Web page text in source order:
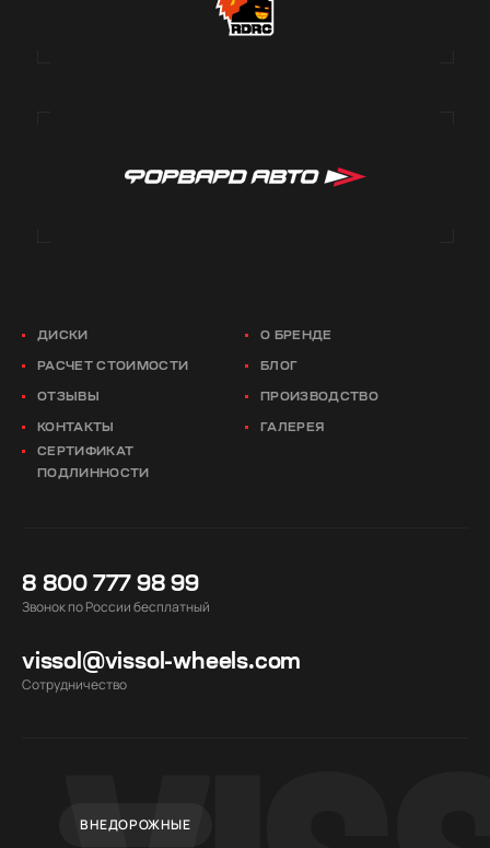
ДИСКИ О БРЕНДЕ
РАСЧЕТ СТОИМОСТИ БЛОГ
ОТЗЫВЫ ПРОИЗВОДСТВО
КОНТАКТЫ
ГАЛЕРЕЯ
СЕРТИФИКАТ
ПОДЛИННОСТИ
8 800 777 98 99
Звонок по России бесплатный
vissol@vissol-wheels.com
Cотрудничество
ВНЕДОРОЖНЫЕ